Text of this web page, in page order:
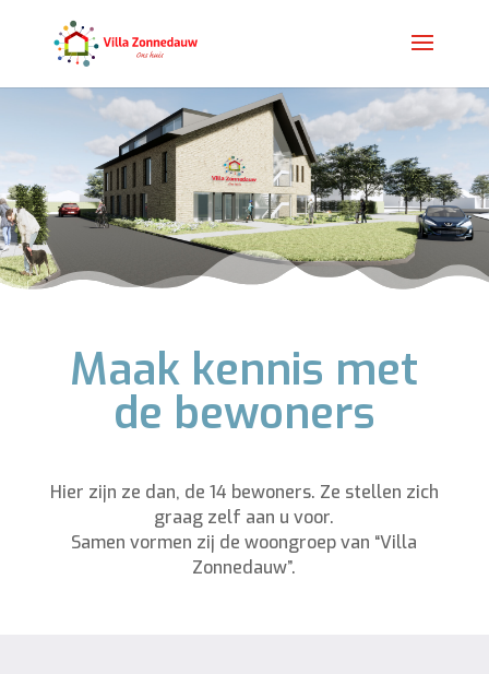
Maak kennis met
de bewoners
Hier zijn ze dan, de 14 bewoners. Ze stellen zich
graag zelf aan u voor.
Samen vormen zij de woongroep van “Villa
Zonnedauw”.